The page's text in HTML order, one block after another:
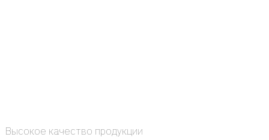
Высо­кое каче­ство про­дук­ции